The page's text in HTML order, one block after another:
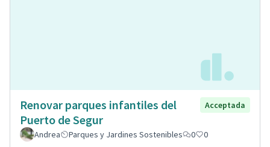
Renovar parques infantiles del
Puerto de Segur
Acceptada
Andrea Parques y Jardines Sostenibles 0 0